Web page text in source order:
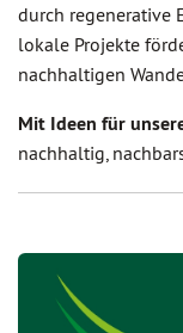
durch regenerative
lokale Projekte
nachhaltigen
Mit Ideen für
nachhaltig,